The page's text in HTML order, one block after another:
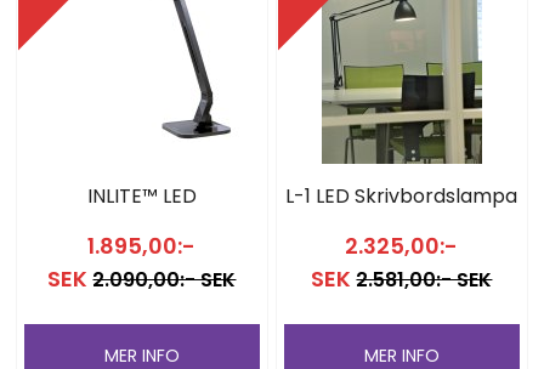
INLITE™ LED
1.895,00:-
SEK 2.090,00:- SEK
MER INFO
L-1 LED Skrivbordslampa
2.325,00:-
SEK 2.581,00:- SEK
MER INFO